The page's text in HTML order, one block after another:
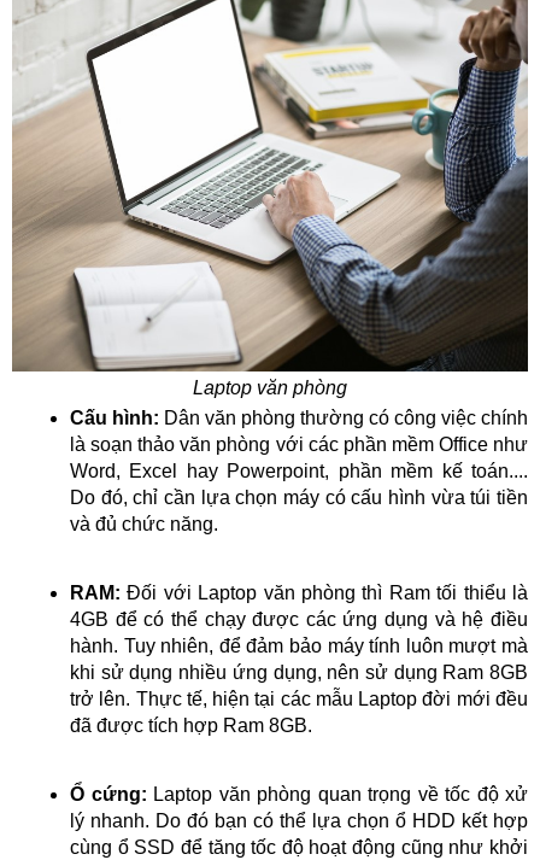
Laptop văn phòng
Cấu hình: Dân văn phòng thường có công việc chính
là soạn thảo văn phòng với các phần mềm Office như
Word, Excel hay Powerpoint, phần mềm kế toán....
Do đó, chỉ cần lựa chọn máy có cấu hình vừa túi tiền
và đủ chức năng.
RAM: Đối với Laptop văn phòng thì Ram tối thiểu là
4GB để có thể chạy được các ứng dụng và hệ điều
hành. Tuy nhiên, để đảm bảo máy tính luôn mượt mà
khi sử dụng nhiều ứng dụng, nên sử dụng Ram 8GB
trở lên. Thực tế, hiện tại các mẫu Laptop đời mới đều
đã được tích hợp Ram 8GB.
Ổ cứng: Laptop văn phòng quan trọng về tốc độ xử
lý nhanh. Do đó bạn có thể lựa chọn ổ HDD kết hợp
cùng ổ SSD để tăng tốc độ hoạt động cũng như khởi